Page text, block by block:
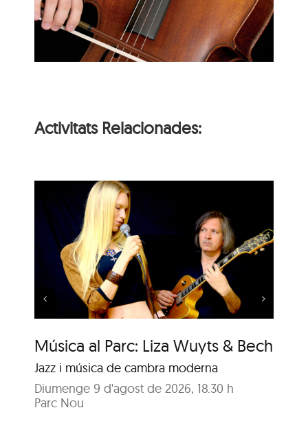
Activitats Relacionades:
Música al Parc: Liza Wuyts & Bech
Jazz i música de cambra moderna
Diumenge 9 d'agost de 2026, 18.30 h
Parc Nou
Música al Parc: Punch
Trio vs. Samuel Marthe